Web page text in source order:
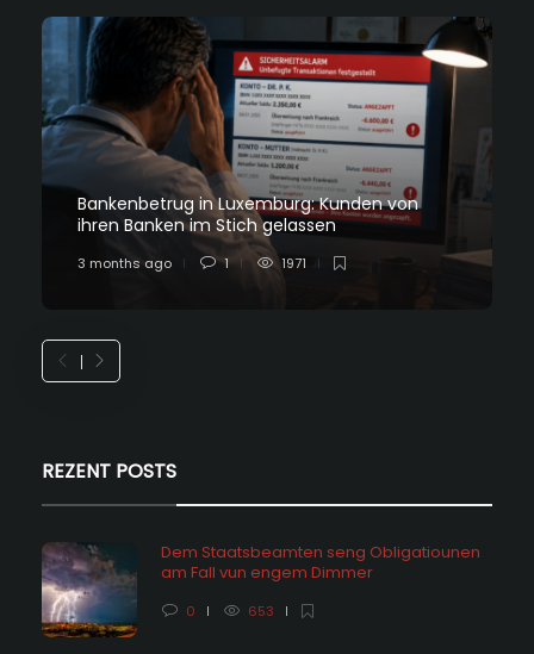
Bankenbetrug in Luxemburg: Kunden von
ihren Banken im Stich gelassen
3 months ago 1 1971
REZENT POSTS
Dem Staatsbeamten seng Obligatiounen
am Fall vun engem Dimmer
0 653